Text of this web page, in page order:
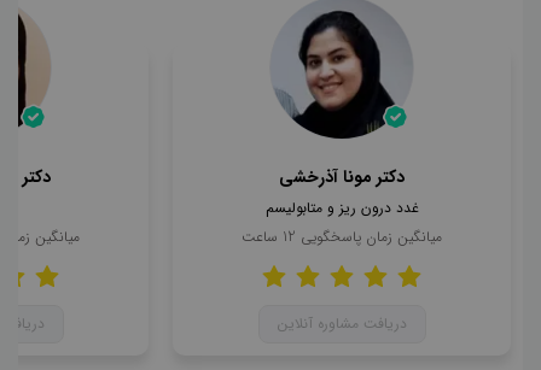
دکتر مونا آذرخشی
غدد درون ریز و متابولیسم
میانگین زمان پاسخگویی 12 ساعت
دریافت مشاوره آنلاین
دکتر
میانگین